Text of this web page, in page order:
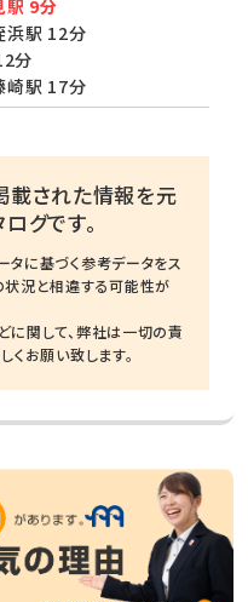
駅 9分
浜駅 12分
分
崎駅 17分
載された情報を元
グです。
タに基づく参考データをス
状況と相違する可能性が
に関して、弊社は一切の責
くお願い致します。